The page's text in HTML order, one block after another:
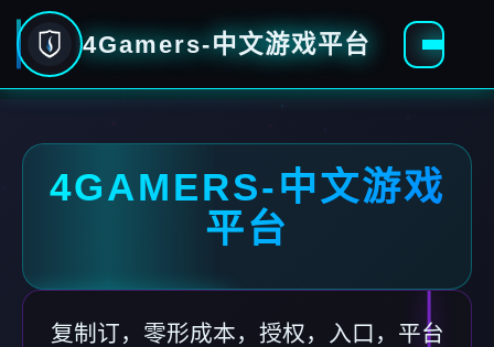
4Gamers-中文游戏平台
4GAMERS-中文游戏
平台
复制订，零形成本，授权，入口，平台